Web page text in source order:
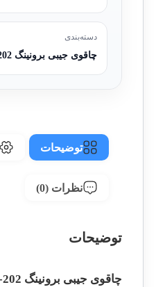
دسته‌بندی
چاقوی جیبی برونینگ BR-202
توضیحات
نظرات (0)
توضیحات
چاقوی جیبی برونینگ BR-202